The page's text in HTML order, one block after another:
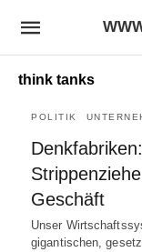
think tanks
POLITIK
Geschäft
Unser
gigantischen,